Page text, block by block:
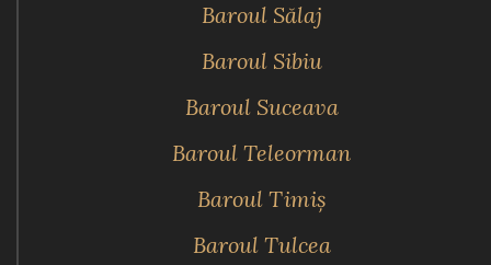
Baroul Sălaj
Baroul Sibiu
Baroul Suceava
Baroul Teleorman
Baroul Timiş
Baroul Tulcea